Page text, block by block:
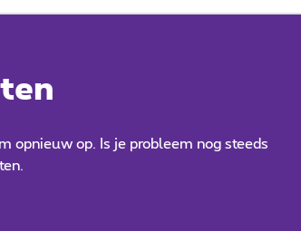
opnieuw op. Is je probleem nog steeds